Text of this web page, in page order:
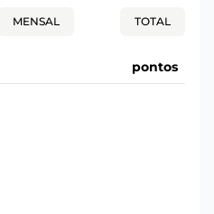
MENSAL TOTAL
pontos